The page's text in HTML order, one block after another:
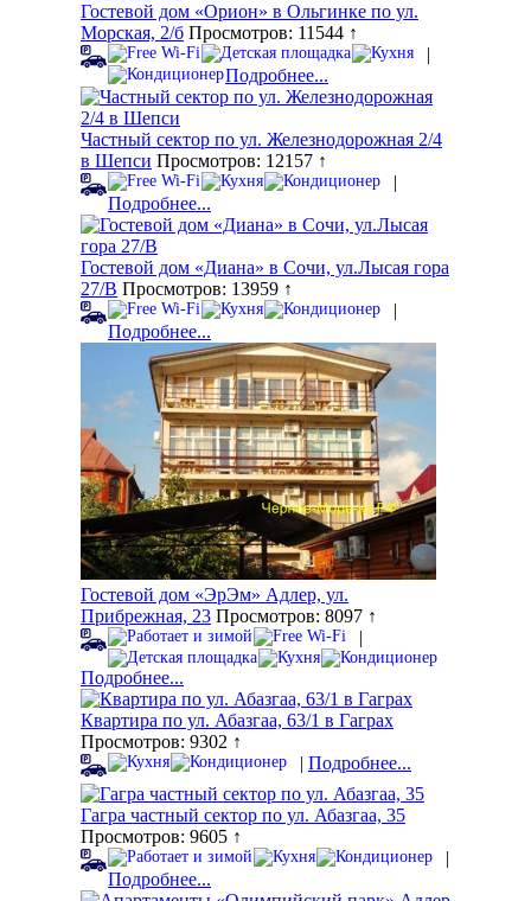
Гостевой дом «Орион» в Ольгинке по ул.
Морская, 2/б Просмотров: 11544 ↑
|
Подробнее...
Частный сектор по ул. Железнодорожная 2/4
в Шепси Просмотров: 12157 ↑
|
Подробнее...
Гостевой дом «Диана» в Сочи, ул.Лысая гора
27/В Просмотров: 13959 ↑
|
Подробнее...
Гостевой дом «ЭрЭм» Адлер, ул.
Прибрежная, 23 Просмотров: 8097 ↑
|
Подробнее...
Квартира по ул. Абазгаа, 63/1 в Гаграх
Просмотров: 9302 ↑
| Подробнее...
Гагра частный сектор по ул. Абазгаа, 35
Просмотров: 9605 ↑
|
Подробнее...